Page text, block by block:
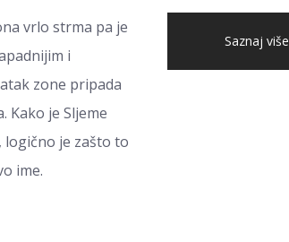
vrlo strma pa je
i
zone pripada
Kako je Sljeme
logično je zašto to
ime.
Saznaj više